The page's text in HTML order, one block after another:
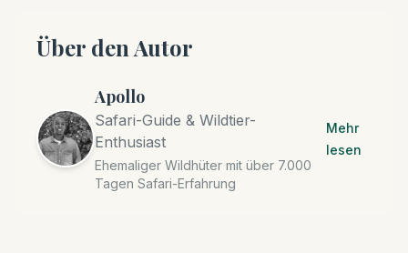
Über den Autor
Apollo
Safari-Guide & Wildtier-
Enthusiast
Ehemaliger Wildhüter mit über 7.000
Tagen Safari-Erfahrung
Mehr
lesen